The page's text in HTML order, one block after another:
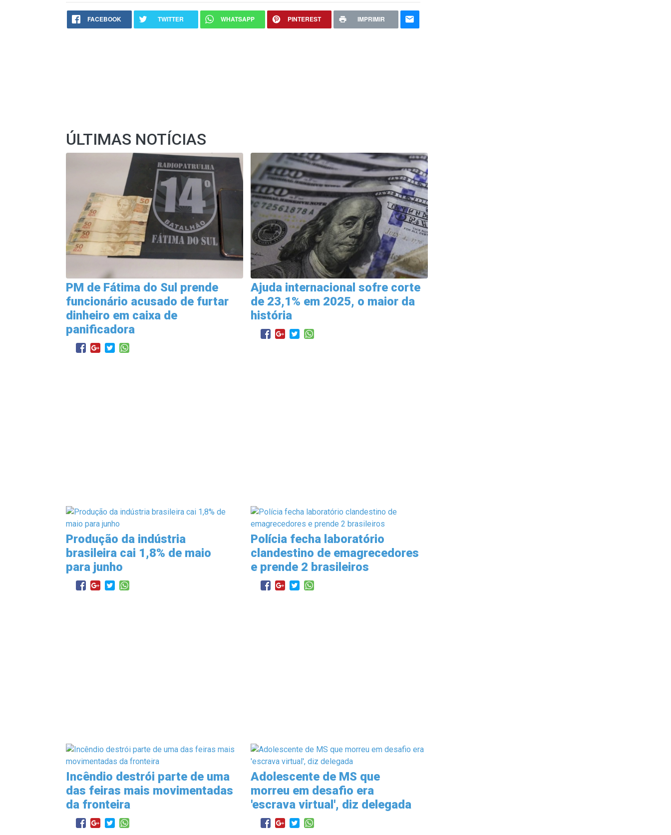
FACEBOOK TWITTER WHATSAPP PINTEREST IMPRIMIR
ÚLTIMAS NOTÍCIAS
PM de Fátima do Sul prende
funcionário acusado de furtar
dinheiro em caixa de
panificadora
Ajuda internacional sofre corte
de 23,1% em 2025, o maior da
história
Produção da indústria
brasileira cai 1,8% de maio
para junho
Polícia fecha laboratório
clandestino de emagrecedores
e prende 2 brasileiros
Incêndio destrói parte de uma
das feiras mais movimentadas
da fronteira
Adolescente de MS que
morreu em desafio era
'escrava virtual', diz delegada